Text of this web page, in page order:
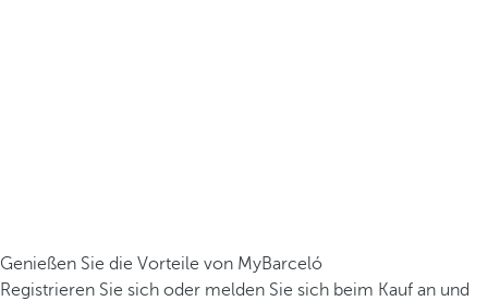
Genießen Sie die Vorteile von MyBarceló
Registrieren Sie sich oder melden Sie sich beim Kauf an und